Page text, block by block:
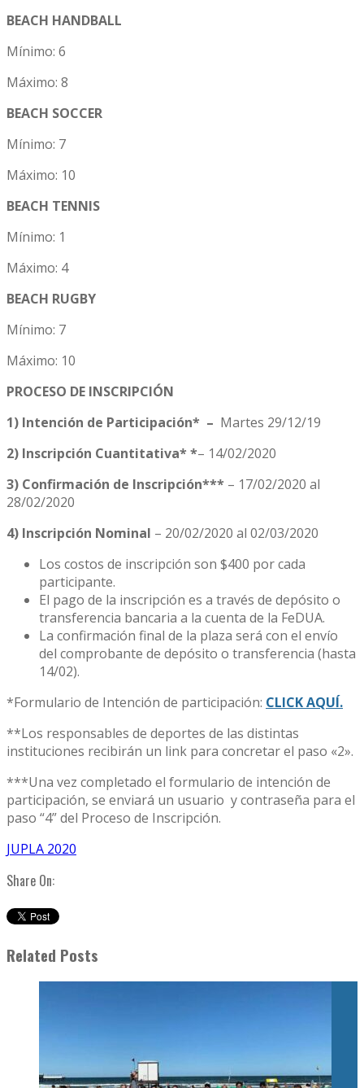
BEACH HANDBALL
Mínimo: 6
Máximo: 8
BEACH SOCCER
Mínimo: 7
Máximo: 10
BEACH TENNIS
Mínimo: 1
Máximo: 4
BEACH RUGBY
Mínimo: 7
Máximo: 10
PROCESO DE INSCRIPCIÓN
1) Intención de Participación* – Martes 29/12/19
2) Inscripción Cuantitativa* *– 14/02/2020
3) Confirmación de Inscripción*** – 17/02/2020 al
28/02/2020
4) Inscripción Nominal – 20/02/2020 al 02/03/2020
Los costos de inscripción son $400 por cada
participante.
El pago de la inscripción es a través de depósito o
transferencia bancaria a la cuenta de la FeDUA.
La confirmación final de la plaza será con el envío
del comprobante de depósito o transferencia (hasta
14/02).
*Formulario de Intención de participación: CLICK AQUÍ.
**Los responsables de deportes de las distintas
instituciones recibirán un link para concretar el paso «2».
***Una vez completado el formulario de intención de
participación, se enviará un usuario y contraseña para el
paso “4” del Proceso de Inscripción.
JUPLA 2020
Share On:
Related Posts